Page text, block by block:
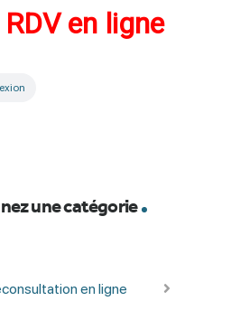
en ligne